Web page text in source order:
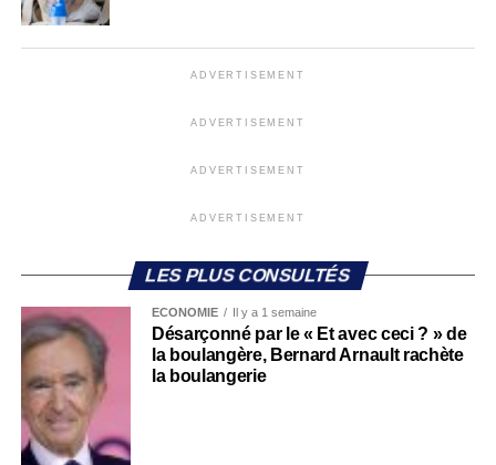
ADVERTISEMENT
ADVERTISEMENT
ADVERTISEMENT
ADVERTISEMENT
LES PLUS CONSULTÉS
ECONOMIE Il y a 1 semaine
Désarçonné par le « Et avec ceci ? » de
la boulangère, Bernard Arnault rachète
la boulangerie